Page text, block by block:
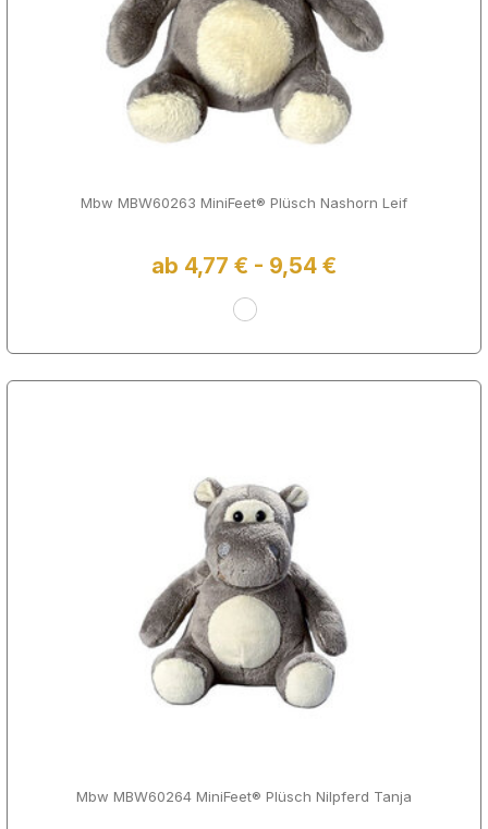
Mbw MBW60263 MiniFeet® Plüsch Nashorn Leif
ab 4,77 € - 9,54 €
Mbw MBW60264 MiniFeet® Plüsch Nilpferd Tanja